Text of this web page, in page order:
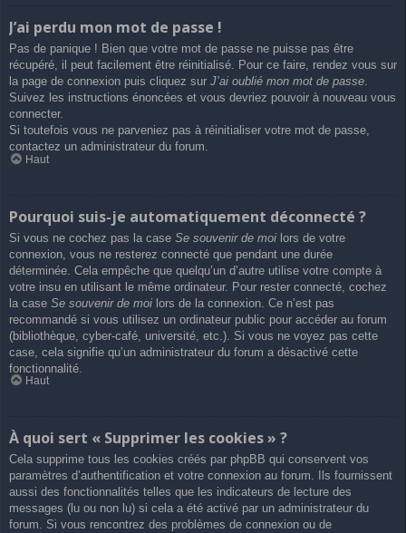
J’ai perdu mon mot de passe !
Pas de panique ! Bien que votre mot de passe ne puisse pas être
récupéré, il peut facilement être réinitialisé. Pour ce faire, rendez vous sur
la page de connexion puis cliquez sur J’ai oublié mon mot de passe.
Suivez les instructions énoncées et vous devriez pouvoir à nouveau vous
connecter.
Si toutefois vous ne parveniez pas à réinitialiser votre mot de passe,
contactez un administrateur du forum.
Haut
Pourquoi suis-je automatiquement déconnecté ?
Si vous ne cochez pas la case Se souvenir de moi lors de votre
connexion, vous ne resterez connecté que pendant une durée
déterminée. Cela empêche que quelqu’un d’autre utilise votre compte à
votre insu en utilisant le même ordinateur. Pour rester connecté, cochez
la case Se souvenir de moi lors de la connexion. Ce n’est pas
recommandé si vous utilisez un ordinateur public pour accéder au forum
(bibliothèque, cyber-café, université, etc.). Si vous ne voyez pas cette
case, cela signifie qu’un administrateur du forum a désactivé cette
fonctionnalité.
Haut
À quoi sert « Supprimer les cookies » ?
Cela supprime tous les cookies créés par phpBB qui conservent vos
paramètres d’authentification et votre connexion au forum. Ils fournissent
aussi des fonctionnalités telles que les indicateurs de lecture des
messages (lu ou non lu) si cela a été activé par un administrateur du
forum. Si vous rencontrez des problèmes de connexion ou de